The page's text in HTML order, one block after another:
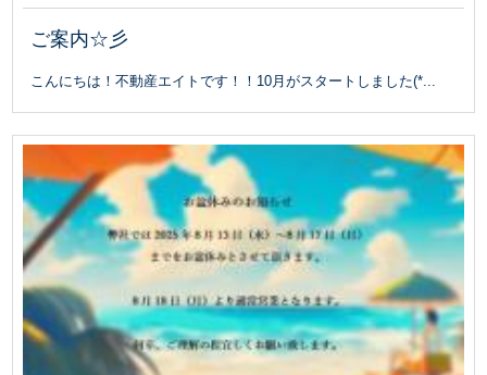
ご案内☆彡
こんにちは！不動産エイトです！！10月がスタートしました(*...